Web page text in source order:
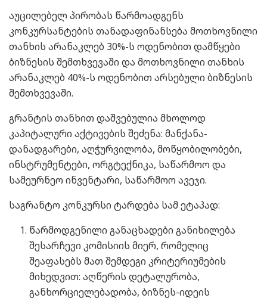
აუცილებელ პირობას წარმოადგენს
კონკურსანტების თანადაფინანსება მოთხოვნილი
თანხის არანაკლებ 30%-ს ოდენობით დამწყები
ბიზნესის შემთხვევაში და მოთხოვნილი თანხის
არანაკლებ 40%-ს ოდენობით არსებული ბიზნესის
შემთხვევაში.
გრანტის თანხით დაშვებულია მხოლოდ
კაპიტალური აქტივების შეძენა: მანქანა-
დანადგარები, აღჭურვილობა, მოწყობილობები,
ინსტრუმენტები, ორგტექნიკა, საწარმოო და
სამეურნეო ინვენტარი, საწარმოო ავეჯი.
საგრანტო კონკურსი ტარდება სამ ეტაპად:
წარმოდგენილი განაცხადები განიხილება
შესარჩევი კომისიის მიერ, რომელიც
შეაფასებს მათ შემდეგი კრიტერიუმების
მიხედვით: აღწერის დეტალურობა,
განხორციელებადობა, ბიზნეს-იდეის